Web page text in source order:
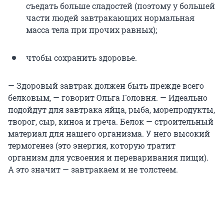
съедать больше сладостей (поэтому у большей
части людей завтракающих нормальная
масса тела при прочих равных);
чтобы сохранить здоровье.
— Здоровый завтрак должен быть прежде всего
белковым, — говорит Ольга Головня. — Идеально
подойдут для завтрака яйца, рыба, морепродукты,
творог, сыр, киноа и греча. Белок — строительный
материал для нашего организма. У него высокий
термогенез (это энергия, которую тратит
организм для усвоения и переваривания пищи).
А это значит — завтракаем и не толстеем.